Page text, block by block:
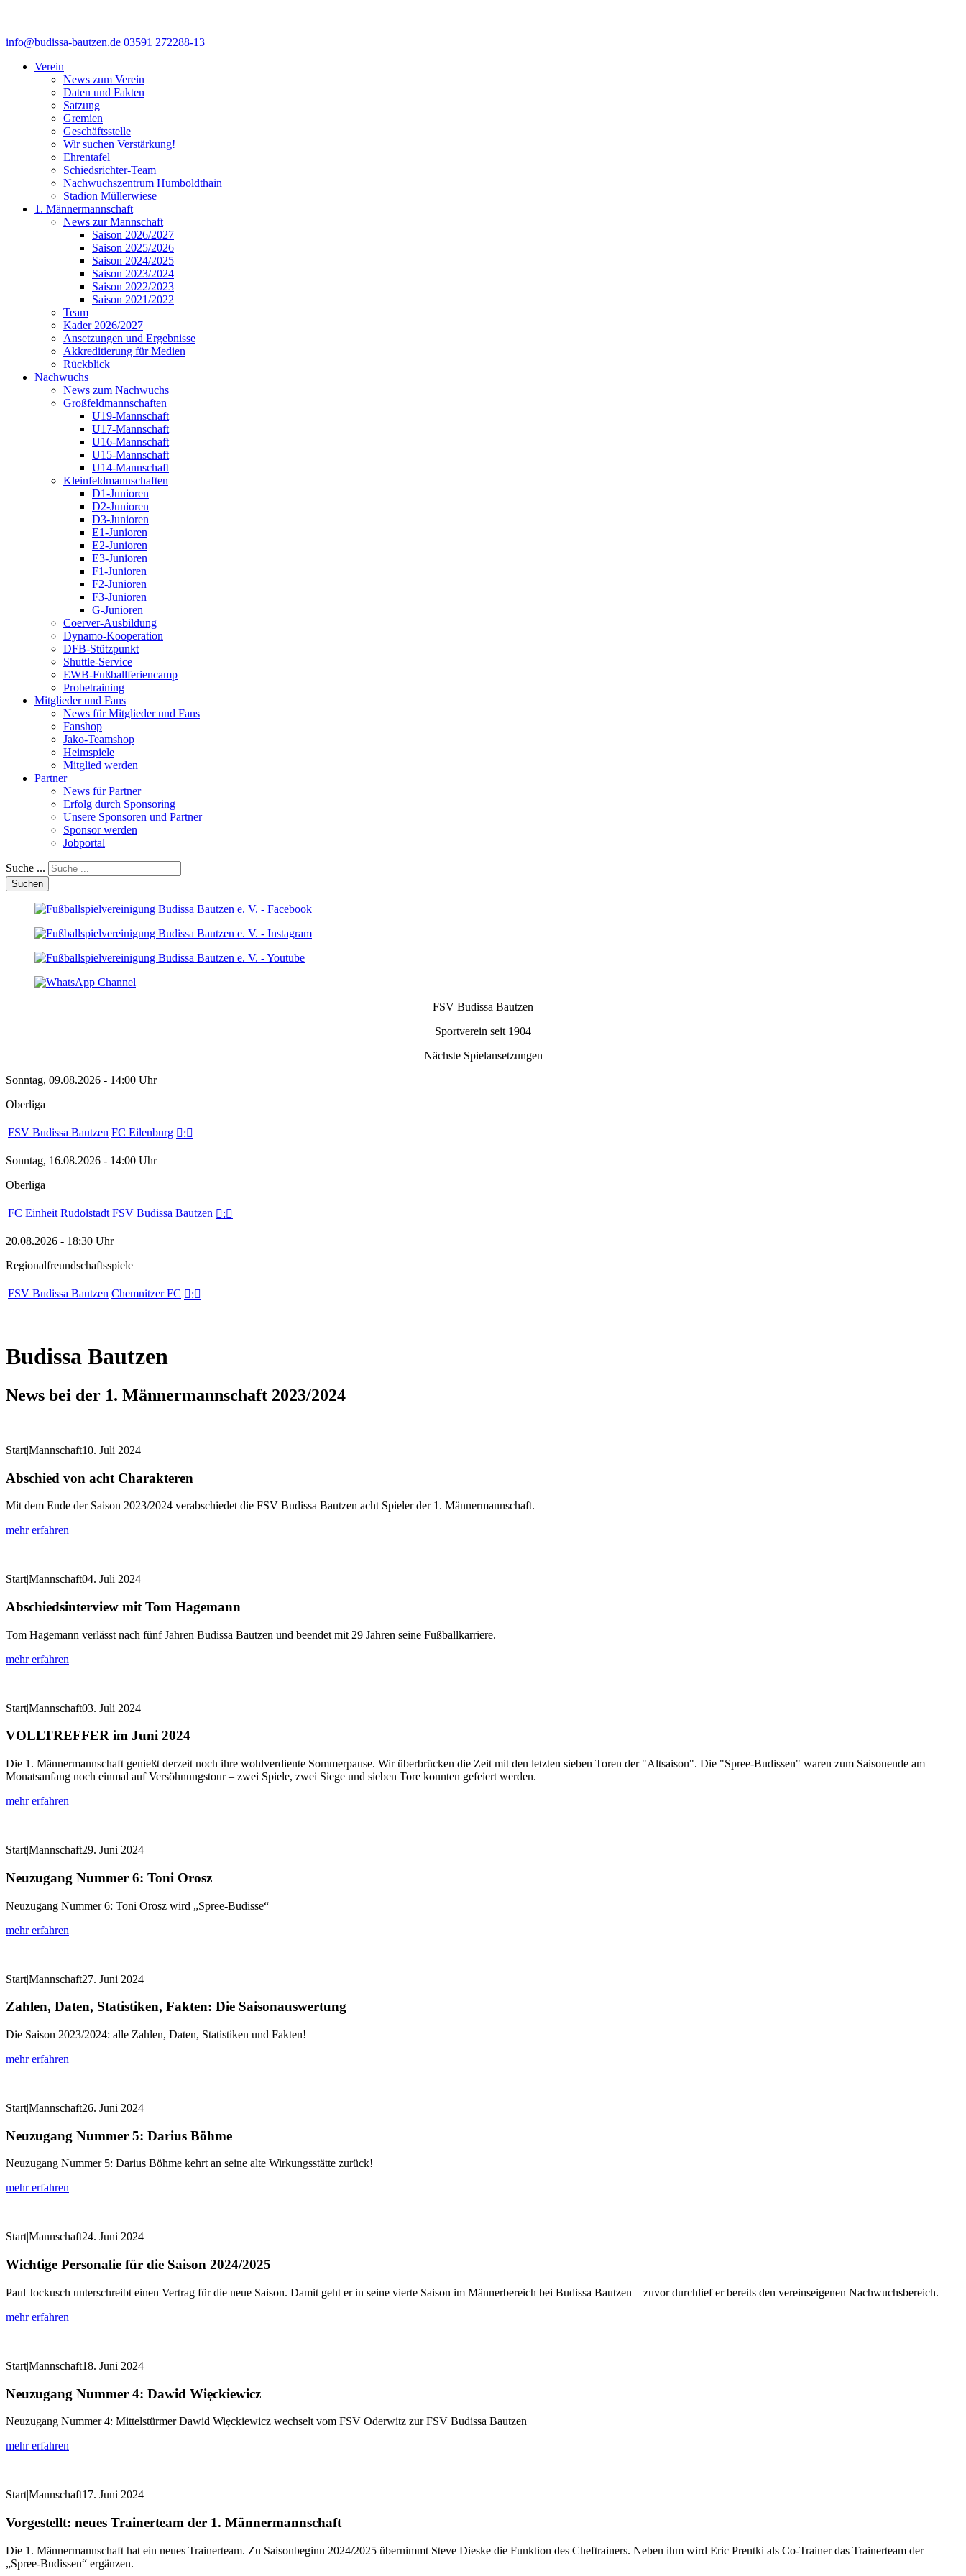
info@budissa-bautzen.de 03591 272288-13
Verein
News zum Verein
Daten und Fakten
Satzung
Gremien
Geschäftsstelle
Wir suchen Verstärkung!
Ehrentafel
Schiedsrichter-Team
Nachwuchszentrum Humboldthain
Stadion Müllerwiese
1. Männermannschaft
News zur Mannschaft
Saison 2026/2027
Saison 2025/2026
Saison 2024/2025
Saison 2023/2024
Saison 2022/2023
Saison 2021/2022
Team
Kader 2026/2027
Ansetzungen und Ergebnisse
Akkreditierung für Medien
Rückblick
Nachwuchs
News zum Nachwuchs
Großfeldmannschaften
U19-Mannschaft
U17-Mannschaft
U16-Mannschaft
U15-Mannschaft
U14-Mannschaft
Kleinfeldmannschaften
D1-Junioren
D2-Junioren
D3-Junioren
E1-Junioren
E2-Junioren
E3-Junioren
F1-Junioren
F2-Junioren
F3-Junioren
G-Junioren
Coerver-Ausbildung
Dynamo-Kooperation
DFB-Stützpunkt
Shuttle-Service
EWB-Fußballferiencamp
Probetraining
Mitglieder und Fans
News für Mitglieder und Fans
Fanshop
Jako-Teamshop
Heimspiele
Mitglied werden
Partner
News für Partner
Erfolg durch Sponsoring
Unsere Sponsoren und Partner
Sponsor werden
Jobportal
Suche ...
Suchen
FSV Budissa Bautzen
Sportverein seit 1904
Nächste Spielansetzungen
Sonntag, 09.08.2026 - 14:00 Uhr
Oberliga
FSV Budissa Bautzen FC Eilenburg :
Sonntag, 16.08.2026 - 14:00 Uhr
Oberliga
FC Einheit Rudolstadt FSV Budissa Bautzen :
20.08.2026 - 18:30 Uhr
Regionalfreundschaftsspiele
FSV Budissa Bautzen Chemnitzer FC :
Budissa Bautzen
News bei der 1. Männermannschaft 2023/2024
Start|Mannschaft10. Juli 2024
Abschied von acht Charakteren
Mit dem Ende der Saison 2023/2024 verabschiedet die FSV Budissa Bautzen acht Spieler der 1. Männermannschaft.
mehr erfahren
Start|Mannschaft04. Juli 2024
Abschiedsinterview mit Tom Hagemann
Tom Hagemann verlässt nach fünf Jahren Budissa Bautzen und beendet mit 29 Jahren seine Fußballkarriere.
mehr erfahren
Start|Mannschaft03. Juli 2024
VOLLTREFFER im Juni 2024
Die 1. Männermannschaft genießt derzeit noch ihre wohlverdiente Sommerpause. Wir überbrücken die Zeit mit den letzten sieben Toren der "Altsaison". Die "Spree-Budissen" waren zum Saisonende am
Monatsanfang noch einmal auf Versöhnungstour – zwei Spiele, zwei Siege und sieben Tore konnten gefeiert werden.
mehr erfahren
Start|Mannschaft29. Juni 2024
Neuzugang Nummer 6: Toni Orosz
Neuzugang Nummer 6: Toni Orosz wird „Spree-Budisse“
mehr erfahren
Start|Mannschaft27. Juni 2024
Zahlen, Daten, Statistiken, Fakten: Die Saisonauswertung
Die Saison 2023/2024: alle Zahlen, Daten, Statistiken und Fakten!
mehr erfahren
Start|Mannschaft26. Juni 2024
Neuzugang Nummer 5: Darius Böhme
Neuzugang Nummer 5: Darius Böhme kehrt an seine alte Wirkungsstätte zurück!
mehr erfahren
Start|Mannschaft24. Juni 2024
Wichtige Personalie für die Saison 2024/2025
Paul Jockusch unterschreibt einen Vertrag für die neue Saison. Damit geht er in seine vierte Saison im Männerbereich bei Budissa Bautzen – zuvor durchlief er bereits den vereinseigenen Nachwuchsbereich.
mehr erfahren
Start|Mannschaft18. Juni 2024
Neuzugang Nummer 4: Dawid Więckiewicz
Neuzugang Nummer 4: Mittelstürmer Dawid Więckiewicz wechselt vom FSV Oderwitz zur FSV Budissa Bautzen
mehr erfahren
Start|Mannschaft17. Juni 2024
Vorgestellt: neues Trainerteam der 1. Männermannschaft
Die 1. Männermannschaft hat ein neues Trainerteam. Zu Saisonbeginn 2024/2025 übernimmt Steve Dieske die Funktion des Cheftrainers. Neben ihm wird Eric Prentki als Co-Trainer das Trainerteam der
„Spree-Budissen“ ergänzen.